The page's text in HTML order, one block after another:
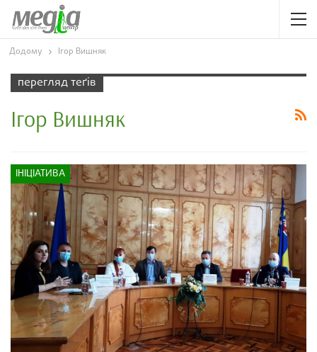
Додому Ігор Вишняк
перегляд теґів
Ігор Вишняк
ІНІЦІАТИВА